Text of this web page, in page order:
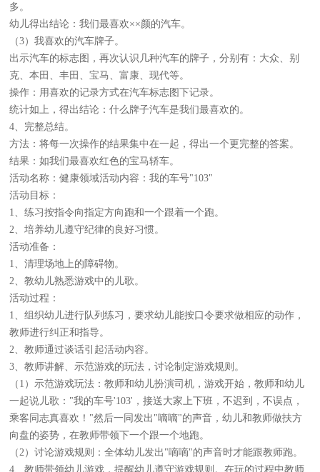
多。
幼儿得出结论：我们最喜欢××颜的汽车。
（3）我喜欢的汽车牌子。
出示汽车的标志图，再次认识几种汽车的牌子，分别有：大众、别
克、本田、丰田、宝马、富康、现代等。
操作：用喜欢的记录方式在汽车标志图下记录。
统计如上，得出结论：什么牌子汽车是我们最喜欢的。
4、完整总结。
方法：将每一次操作的结果集中在一起，得出一个更完整的答案。
结果：如我们最喜欢红色的宝马轿车。
活动名称：健康领域活动内容：我的车号"103"
活动目标：
1、练习按指令向指定方向跑和一个跟着一个跑。
2、培养幼儿遵守纪律的良好习惯。
活动准备：
1、清理场地上的障碍物。
2、教幼儿熟悉游戏中的儿歌。
活动过程：
1、组织幼儿进行队列练习，要求幼儿能按口令要求做相应的动作，
教师进行纠正和指导。
2、教师通过谈话引起活动内容。
3、教师讲解、示范游戏的玩法，讨论制定游戏规则。
（1）示范游戏玩法：教师和幼儿扮演司机，游戏开始，教师和幼儿
一起说儿歌："我的车号'103'，接送大家上下班，不迟到，不误点，
乘客同志真喜欢！"然后一同发出"嘀嘀"的声音，幼儿和教师做扶方
向盘的姿势，在教师带领下一个跟一个地跑。
（2）讨论游戏规则：全体幼儿发出"嘀嘀"的声音时才能跟教师跑。
4、教师带领幼儿游戏，提醒幼儿遵守游戏规则。在玩的过程中教师